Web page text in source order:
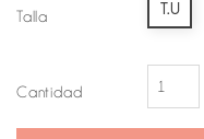
Talla T.U
Cantidad